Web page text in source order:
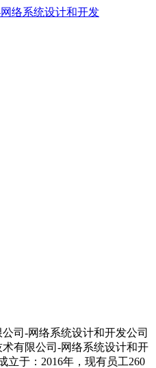
络系统设计和开发
司-网络系统设计和开发公司
有限公司-网络系统设计和开
立于：2016年，现有员工260